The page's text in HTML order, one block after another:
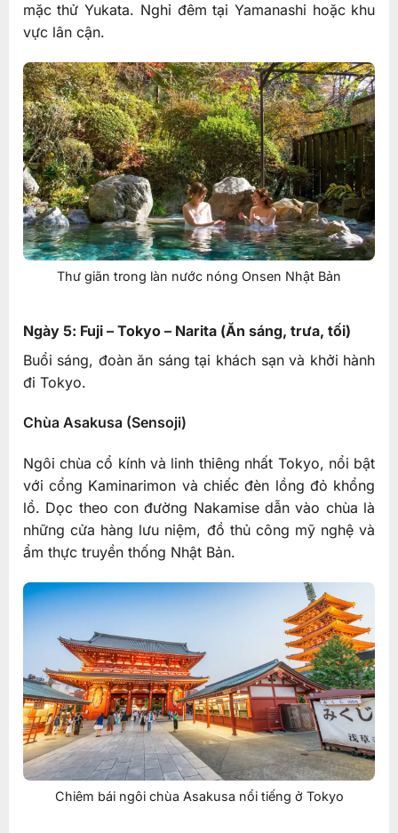
mặc thử Yukata. Nghỉ đêm tại Yamanashi hoặc khu
vực lân cận.
Thư giãn trong làn nước nóng Onsen Nhật Bản
Ngày 5: Fuji – Tokyo – Narita (Ăn sáng, trưa, tối)
Buổi sáng, đoàn ăn sáng tại khách sạn và khởi hành
đi Tokyo.
Chùa Asakusa (Sensoji)
Ngôi chùa cổ kính và linh thiêng nhất Tokyo, nổi bật
với cổng Kaminarimon và chiếc đèn lồng đỏ khổng
lồ. Dọc theo con đường Nakamise dẫn vào chùa là
những cửa hàng lưu niệm, đồ thủ công mỹ nghệ và
ẩm thực truyền thống Nhật Bản.
Chiêm bái ngôi chùa Asakusa nổi tiếng ở Tokyo